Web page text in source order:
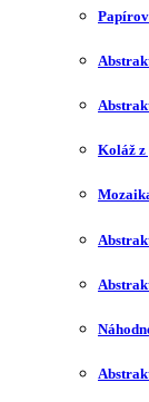
Koláž